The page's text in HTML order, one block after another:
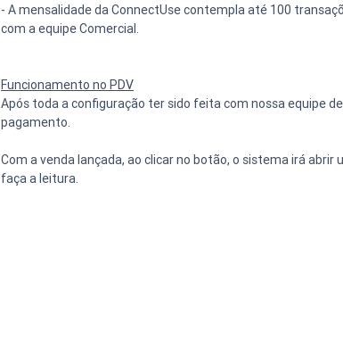
- A mensalidade da ConnectUse contempla até 100
com a equipe Comercial.
Funcionamento no PDV
Após toda a configuração ter sido feita com nossa equipe
pagamento.
Com a venda lançada, ao clicar no botão, o sistema irá
faça a leitura.